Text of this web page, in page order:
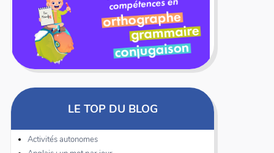
LE TOP DU BLOG
Activités autonomes